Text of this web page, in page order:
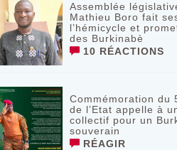
Assemblée
Mathieu Boro fait
l’hémicycle et
des Burkinabè
10 RÉACTIONS
Commémoration du
de l’Etat appelle à
collectif pour un
souverain
RÉAGIR